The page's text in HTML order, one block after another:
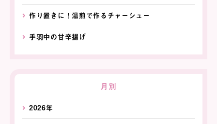
作り置きに！湯煎で作るチャーシュー
手羽中の甘辛揚げ
月別
2026年